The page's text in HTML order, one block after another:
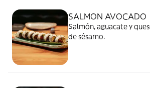
SALMON AVOCADO
Salmón, aguacate y
de sésamo.